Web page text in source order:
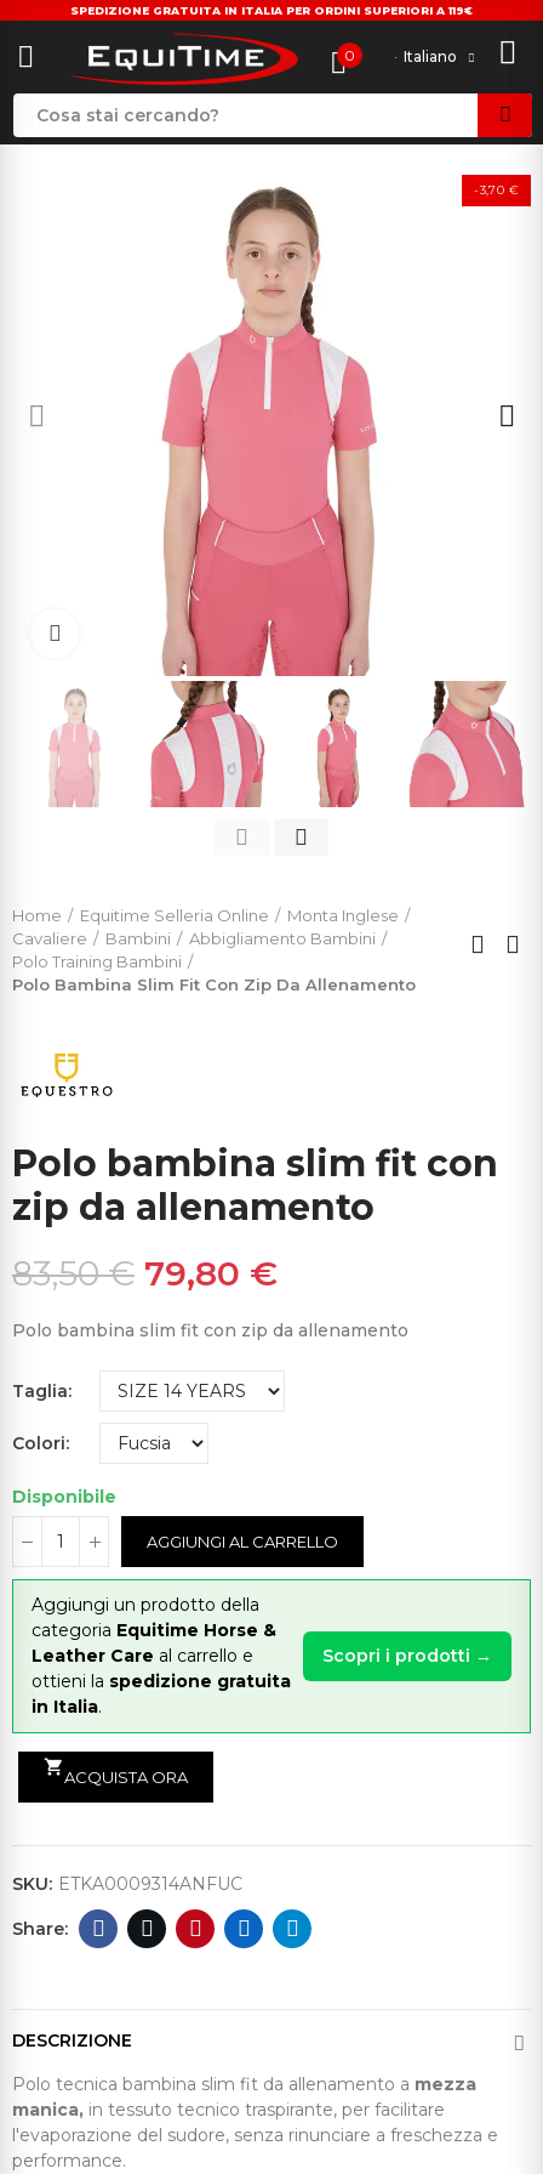
SPEDIZIONE GRATUITA IN ITALIA PER ORDINI SUPERIORI A 119€
0 Italiano
-3,70 €
Click to enlarge
Home Equitime Selleria Online
Monta Inglese
Cavaliere
Bambini
Abbigliamento Bambini
Polo Training Bambini
Polo Bambina Slim Fit Con Zip Da Allenamento
Polo bambina slim fit con
zip da allenamento
83,50 € 79,80 €
Polo bambina slim fit con zip da allenamento
Taglia
Colori
Disponibile
AGGIUNGI AL CARRELLO
Aggiungi un prodotto della
categoria Equitime Horse &
Leather Care al carrello e
ottieni la spedizione gratuita
in Italia.
Scopri i prodotti →
shopping_cart
ACQUISTA ORA
SKU: ETKA0009314ANFUC
DESCRIZIONE
Polo tecnica bambina slim fit da allenamento a mezza
manica, in tessuto tecnico traspirante, per facilitare
l'evaporazione del sudore, senza rinunciare a freschezza e
performance.